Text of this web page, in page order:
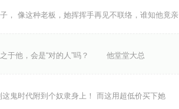
， 像这种老板，她挥挥手再见不联络，谁知他竟亲
于他，会是“对的人”吗？ 他堂堂大总
鬼时代附到个奴隶身上！ 而这用超低价买下她